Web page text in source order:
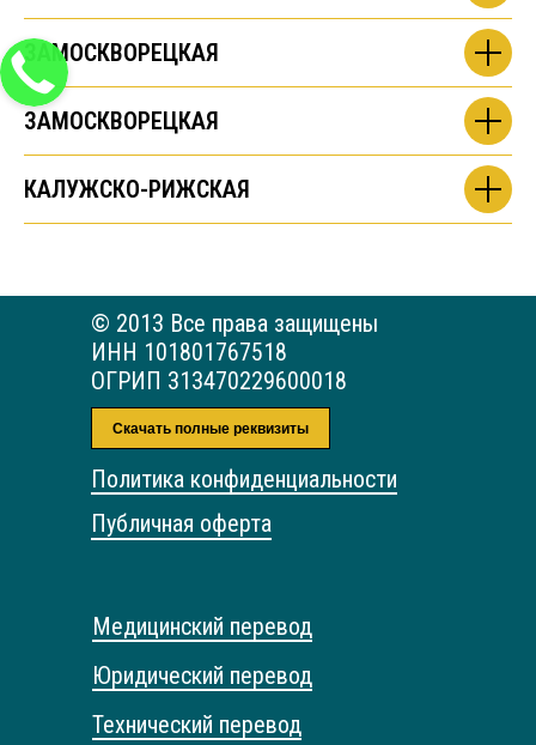
ЗАМОСКВОРЕЦКАЯ
ЗАМОСКВОРЕЦКАЯ
КАЛУЖСКО-РИЖСКАЯ
© 2013 Все права защищены
ИНН 101801767518
ОГРИП 313470229600018
Публичная оферта
Скачать полные реквизиты
Медицинский перевод
Юридический перевод
Технический перевод
Политика конфиденциальности